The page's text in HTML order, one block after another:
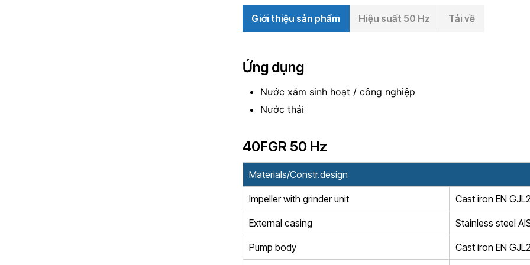
Giới thiệu sản phẩm Hiệu suất 50 Hz Tải về
Ứng dụng
Nước xám sinh hoạt / công nghiệp
Nước thải
40FGR 50 Hz
Materials/Constr.design
Impeller with grinder unit Cast iron EN
External casing Stainless steel
Pump body Cast iron EN